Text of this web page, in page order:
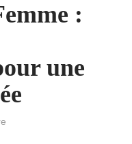
:
une